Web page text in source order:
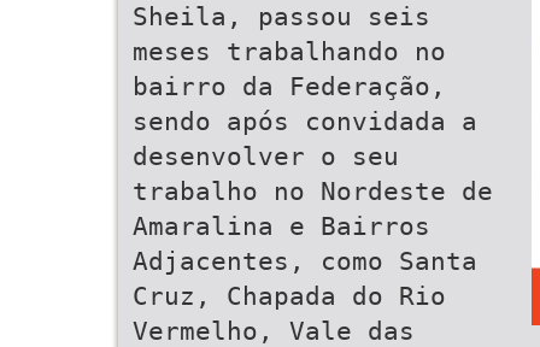
Sheila, passou seis
meses trabalhando no
bairro da Federação,
sendo após convidada a
desenvolver o seu
trabalho no Nordeste de
Amaralina e Bairros
Adjacentes, como Santa
Cruz, Chapada do Rio
Vermelho, Vale das